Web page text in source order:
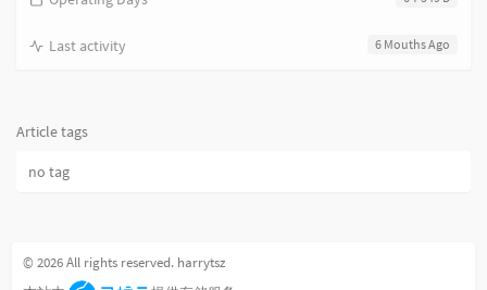
6 Mouths Ago
Last activity
Article tags
no tag
© 2026 All rights reserved. harrytsz